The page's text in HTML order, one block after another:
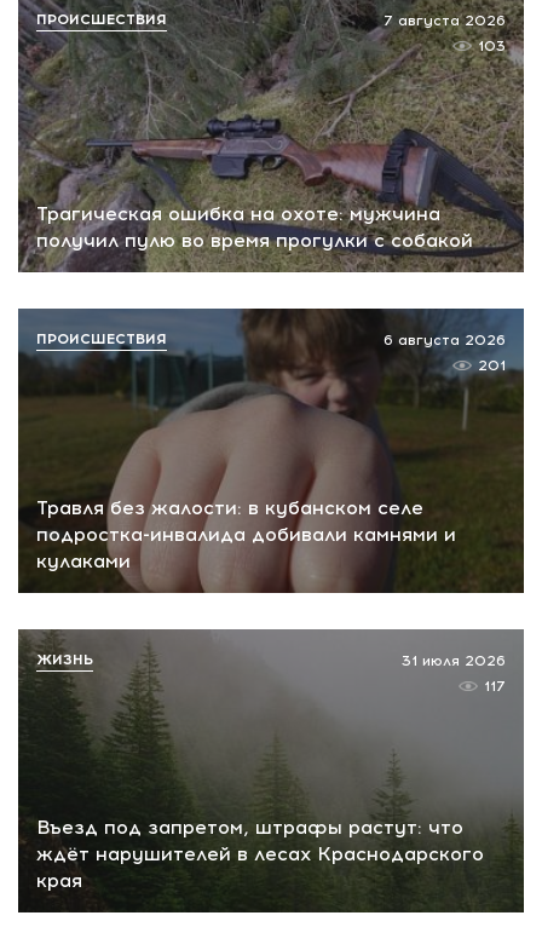
Трагическая ошибка на охоте: мужчина
получил пулю во время прогулки с собакой
7 августа 2026
103
ПРОИСШЕСТВИЯ
Травля без жалости: в кубанском селе
подростка-инвалида добивали камнями и
кулаками
6 августа 2026
201
ПРОИСШЕСТВИЯ
Въезд под запретом, штрафы растут: что
ждёт нарушителей в лесах Краснодарского
края
31 июля 2026
117
ЖИЗНЬ